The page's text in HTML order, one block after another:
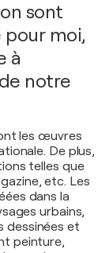
sont
moi,
à
notre
les œuvres
De plus,
telles que
etc. Les
dans la
urbains,
dessinées et
peinture,